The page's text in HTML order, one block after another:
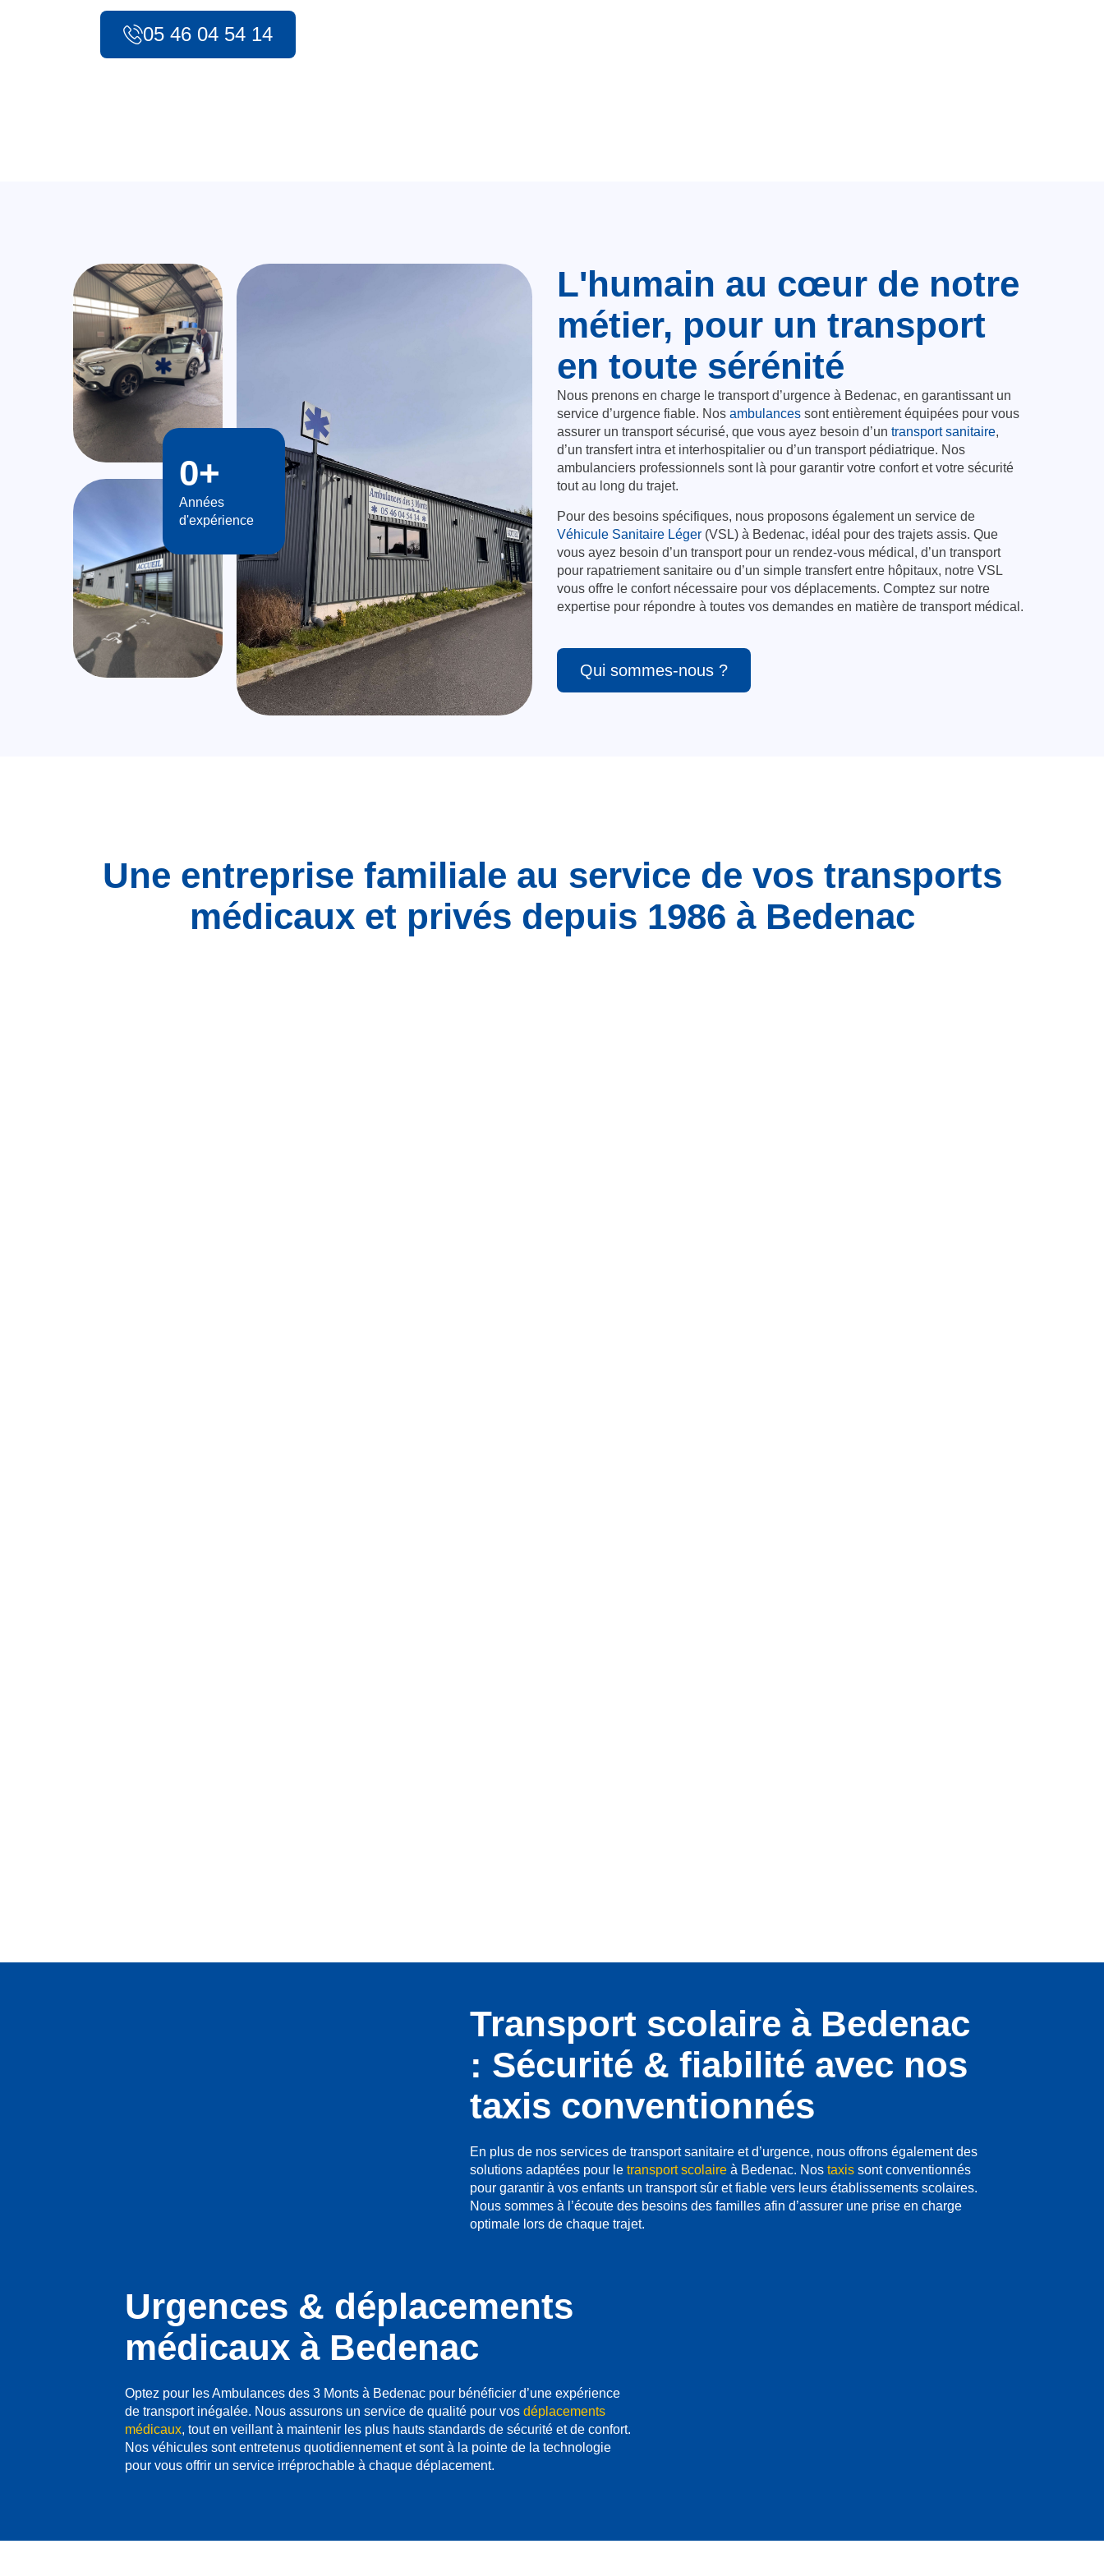
05 46 04 54 14
L'humain au cœur de notre
métier, pour un transport
en toute sérénité
Nous prenons en charge le transport d’urgence à Bedenac, en garantissant un
service d’urgence fiable. Nos ambulances sont entièrement équipées pour vous
assurer un transport sécurisé, que vous ayez besoin d’un transport sanitaire,
d’un transfert intra et interhospitalier ou d’un transport pédiatrique. Nos
ambulanciers professionnels sont là pour garantir votre confort et votre sécurité
tout au long du trajet.
Pour des besoins spécifiques, nous proposons également un service de
Véhicule Sanitaire Léger (VSL) à Bedenac, idéal pour des trajets assis. Que
vous ayez besoin d’un transport pour un rendez-vous médical, d’un transport
pour rapatriement sanitaire ou d’un simple transfert entre hôpitaux, notre VSL
vous offre le confort nécessaire pour vos déplacements. Comptez sur notre
expertise pour répondre à toutes vos demandes en matière de transport médical.
Qui sommes-nous ?
Années
d'expérience
0+
Une entreprise familiale au service de vos transports
médicaux et privés depuis 1986 à Bedenac
Transport scolaire à Bedenac
: Sécurité & fiabilité avec nos
taxis conventionnés
En plus de nos services de transport sanitaire et d’urgence, nous offrons également des
solutions adaptées pour le transport scolaire à Bedenac. Nos taxis sont conventionnés
pour garantir à vos enfants un transport sûr et fiable vers leurs établissements scolaires.
Nous sommes à l’écoute des besoins des familles afin d’assurer une prise en charge
optimale lors de chaque trajet.
Urgences & déplacements
médicaux à Bedenac
Optez pour les Ambulances des 3 Monts à Bedenac pour bénéficier d’une expérience
de transport inégalée. Nous assurons un service de qualité pour vos déplacements
médicaux, tout en veillant à maintenir les plus hauts standards de sécurité et de confort.
Nos véhicules sont entretenus quotidiennement et sont à la pointe de la technologie
pour vous offrir un service irréprochable à chaque déplacement.